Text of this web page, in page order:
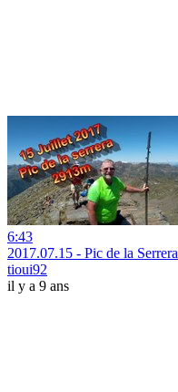
6:43
2017.07.15 - Pic de la Serrera
tioui92
il y a 9 ans